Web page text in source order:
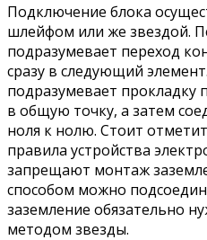
Подключение блока
шлейфом или же звездой.
подразумевает переход
сразу в следующий
подразумевает прокладку
в общую точку, а затем
ноля к нолю. Стоит
правила устройства
запрещают монтаж
способом можно
заземление обязательно
методом звезды.